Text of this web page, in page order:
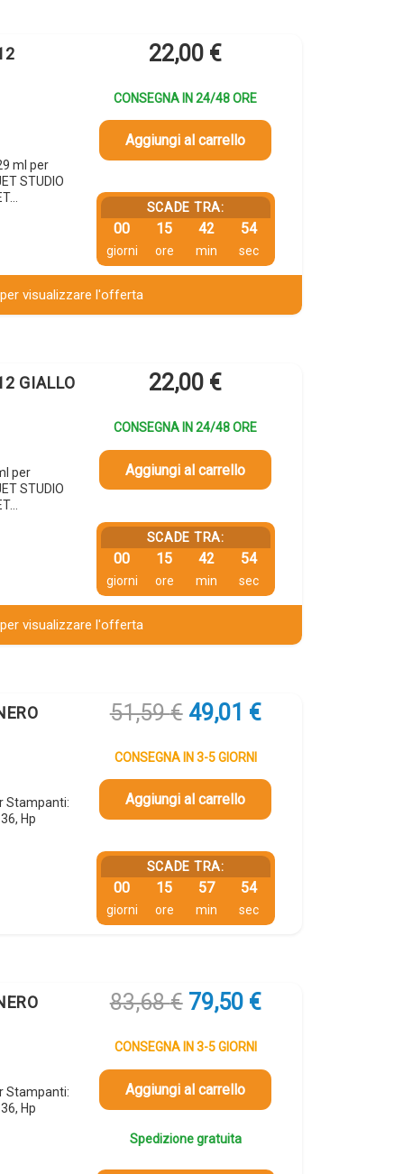
ml per
STUDIO
22,00 €
CONSEGNA IN 24/48 ORE
Aggiungi al carrello
SCADE TRA:
00
giorni
15
ore
42
min
53
sec
visualizzare l'offerta
GIALLO
per
STUDIO
22,00 €
CONSEGNA IN 24/48 ORE
Aggiungi al carrello
SCADE TRA:
00
giorni
15
ore
42
min
53
sec
visualizzare l'offerta
Stampanti:
Hp
51,59€ Il
prezzo
originale
era:
51,59 €.
49,01 €Il
è:
CONSEGNA IN 3-5 GIORNI
Aggiungi al carrello
SCADE TRA:
00
giorni
15
ore
57
min
53
sec
Stampanti:
Hp
83,68€ Il
originale
era:
83,68 €.
79,50 €Il
è:
CONSEGNA IN 3-5 GIORNI
Aggiungi al carrello
Spedizione gratuita